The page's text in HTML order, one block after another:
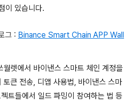
이 있습니다.
그 : Binance Smart Chain APP Wall
렛에서 바이낸스 스마트 체인 계정을
토큰 전송, 디앱 사용법, 바이낸스 스마
트들에서 일드 파밍이 참여하는 법 등